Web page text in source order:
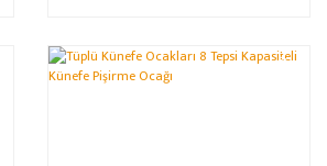
%11